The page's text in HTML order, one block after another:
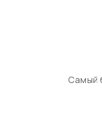
Самый